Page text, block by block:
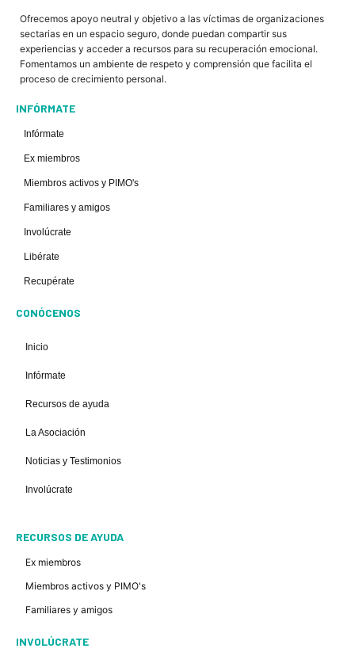
Ofrecemos apoyo neutral y objetivo a las víctimas de organizaciones
sectarias en un espacio seguro, donde puedan compartir sus
experiencias y acceder a recursos para su recuperación emocional.
Fomentamos un ambiente de respeto y comprensión que facilita el
proceso de crecimiento personal.
INFÓRMATE
Infórmate
Ex miembros
Miembros activos y PIMO's
Familiares y amigos
Involúcrate
Libérate
Recupérate
CONÓCENOS
Inicio
Infórmate
Recursos de ayuda
La Asociación
Noticias y Testimonios
Involúcrate
RECURSOS DE AYUDA
Ex miembros
Miembros activos y PIMO's
Familiares y amigos
INVOLÚCRATE